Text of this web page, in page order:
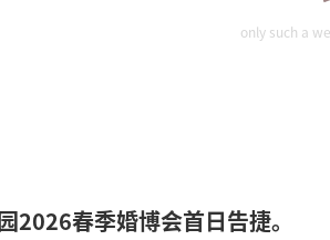
only such a
2026春季婚博会首日告捷。